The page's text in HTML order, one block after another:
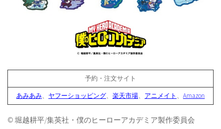
予約・注文サイト
あみあみ、 ヤフーショッピング、 楽天市場、 アニメイト 、 Amazon
© 堀越耕平/集英社・僕のヒーローアカデミア製作委員会